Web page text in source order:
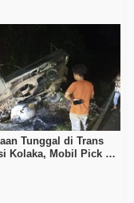
Tunggal di Trans
Kolaka, Mobil Pick Up